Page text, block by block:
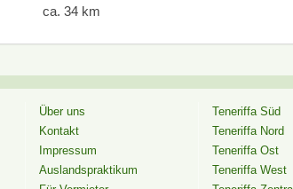
ca. 34 km
Über uns
Kontakt
Impressum
Auslandspraktikum
Teneriffa Süd
Teneriffa Nord
Teneriffa Ost
Teneriffa West